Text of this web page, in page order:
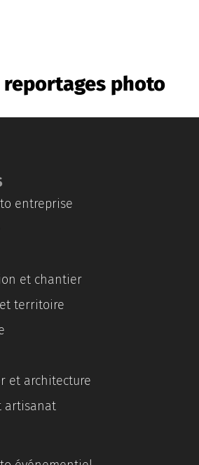
photo
entreprise
et chantier
territoire
et architecture
artisanat